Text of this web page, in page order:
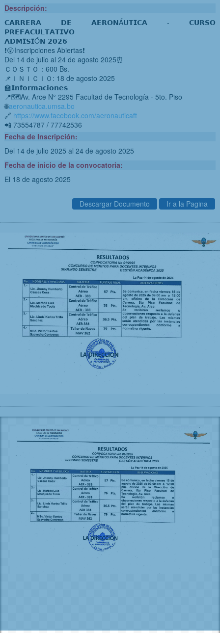
Descripción:
𝗖𝗔𝗥𝗥𝗘𝗥𝗔 𝗗𝗘 𝗔𝗘𝗥𝗢𝗡Á𝗨𝗧𝗜𝗖𝗔 - 𝗖𝗨𝗥𝗦𝗢
𝗣𝗥𝗘𝗙𝗔𝗖𝗨𝗟𝗧𝗔𝗧𝗜𝗩𝗢
𝗔𝗗𝗠𝗜𝗦𝗜Ó𝗡 𝟮𝟬𝟮𝟲
❗😲Inscripciones Abiertas❗
Del 14 de julio al 24 de agosto 2025⏰
ＣＯＳＴＯ：600 Bs.
📌ＩＮＩＣＩＯ: 18 de agosto 2025
🏫𝗜𝗻𝗳𝗼𝗿𝗺𝗮𝗰𝗶𝗼𝗻𝗲𝘀
📍🗺️Av. Arce N° 2295 Facultad de Tecnología - 5to. Piso
🌐​aeronautica.umsa.bo
🔗 https://www.facebook.com/aeronauticaft
📲 73554787 / 77742536
Fecha de Inscripción:
Del 14 de julio 2025 al 24 de agosto 2025
Fecha de inicio de la convocatoria:
El 18 de agosto 2025
Descargar Documento Ir a la Pagina